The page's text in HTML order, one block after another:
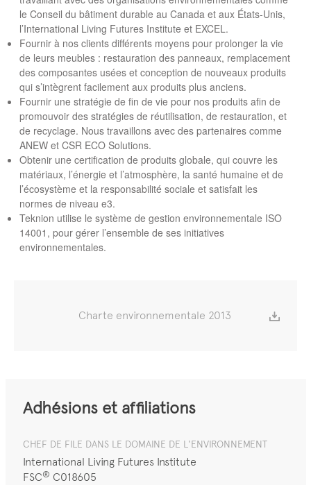
le Conseil du bâtiment durable au Canada et aux États-Unis,
l’International Living Futures Institute et EXCEL.
Fournir à nos clients différents moyens pour prolonger la vie
de leurs meubles : restauration des panneaux, remplacement
des composantes usées et conception de nouveaux produits
qui s’intègrent facilement aux produits plus anciens.
Fournir une stratégie de fin de vie pour nos produits afin de
promouvoir des stratégies de réutilisation, de restauration, et
de recyclage. Nous travaillons avec des partenaires comme
ANEW et CSR ECO Solutions.
Obtenir une certification de produits globale, qui couvre les
matériaux, l’énergie et l’atmosphère, la santé humaine et de
l’écosystème et la responsabilité sociale et satisfait les
normes de niveau e3.
Teknion utilise le système de gestion environnementale ISO
14001, pour gérer l’ensemble de ses initiatives
environnementales.
Charte environnementale 2013
Adhésions et affiliations
CHEF DE FILE DANS LE DOMAINE DE L'ENVIRONNEMENT
International Living Futures Institute
FSC® C018605